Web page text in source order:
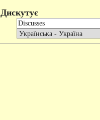
Дискутує